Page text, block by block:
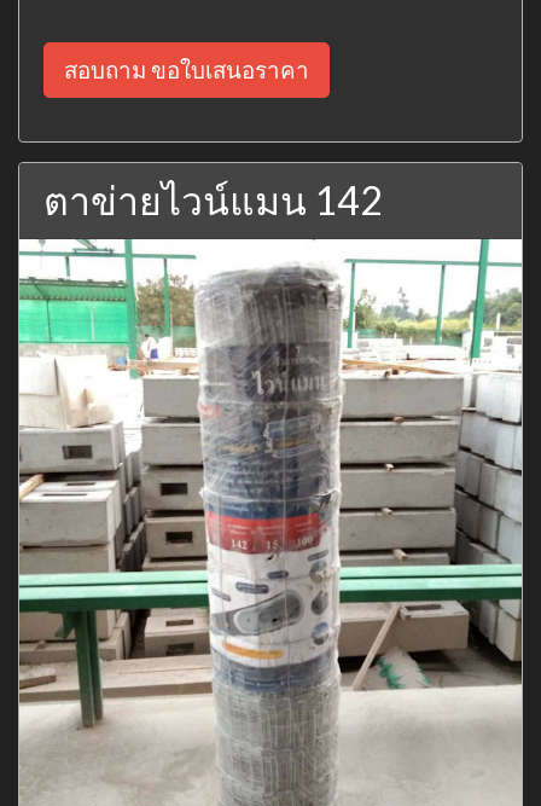
สอบถาม ขอใบเสนอราคา
ตาข่ายไวน์แมน 142